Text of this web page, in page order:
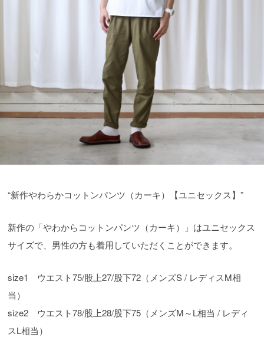
“新作やわらかコットンパンツ（カーキ）【ユニセックス】”
新作の「やわからコットンパンツ（カーキ）」はユニセックス
サイズで、男性の方も着用していただくことができます。
size1 ウエスト75/股上27/股下72（メンズS / レディスM相
当）
size2 ウエスト78/股上28/股下75（メンズM～L相当 / レディ
スL相当）